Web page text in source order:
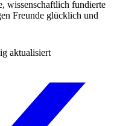
wissenschaftlich fundierte
Freunde glücklich und
aktualisiert